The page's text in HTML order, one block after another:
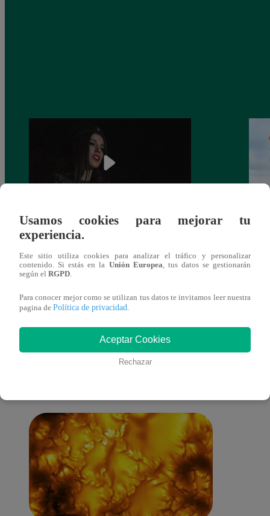
¿Yahaira Plasencia y Maritza Rodríguez
También te puede
interesar
Usamos cookies para mejorar tu
experiencia.
Este sitio utiliza cookies para analizar el tráfico y personalizar
contenido. Si estás en la Unión Europea, tus datos se gestionarán
según el RGPD.
Para conocer mejor como se utilizan tus datos te invitamos leer nuestra
pagina de Política de privacidad.
Aceptar Cookies
Rechazar